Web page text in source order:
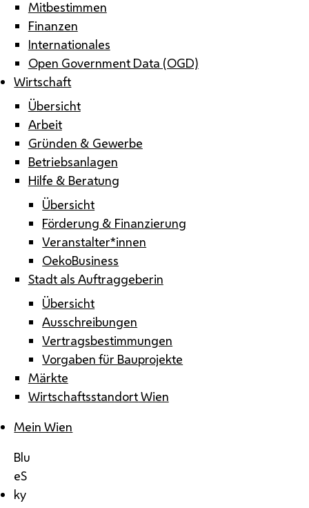
Mitbestimmen
Finanzen
Internationales
Open Government Data (OGD)
Wirtschaft
Übersicht
Arbeit
Gründen & Gewerbe
Betriebsanlagen
Hilfe & Beratung
Übersicht
Förderung & Finanzierung
Veranstalter*innen
OekoBusiness
Stadt als Auftraggeberin
Übersicht
Ausschreibungen
Vertragsbestimmungen
Vorgaben für Bauprojekte
Märkte
Wirtschaftsstandort Wien
Mein Wien
Blu
eS
ky